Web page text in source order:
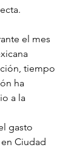
el mes
tiempo
ha
a la
gasto
Ciudad